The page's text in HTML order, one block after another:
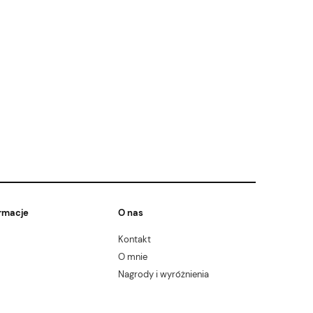
O nas
Kontakt
O mnie
Nagrody i wyróżnienia